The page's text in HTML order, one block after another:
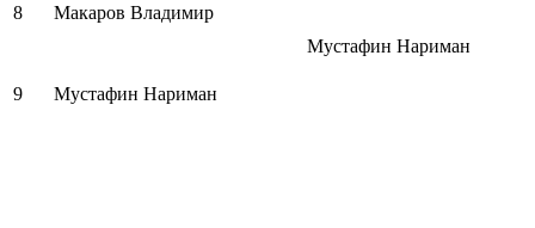
8
Макаров Владимир
Мустафин Нариман
9 Мустафин Нариман